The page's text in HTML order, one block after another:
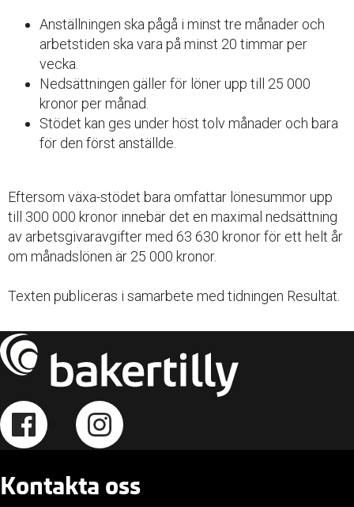
Anställningen ska pågå i minst tre månader och
arbetstiden ska vara på minst 20 timmar per
vecka.
Nedsättningen gäller för löner upp till 25 000
kronor per månad.
Stödet kan ges under höst tolv månader och bara
för den först anställde.
Eftersom växa-stödet bara omfattar lönesummor upp
till 300 000 kronor innebär det en maximal nedsättning
av arbetsgivaravgifter med 63 630 kronor för ett helt år
om månadslönen är 25 000 kronor.
Texten publiceras i samarbete med tidningen Resultat.
Kontakta oss